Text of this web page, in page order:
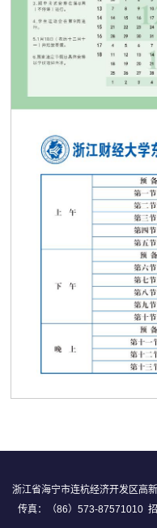
浙江省海宁市连杭经济开发区
传真：（86）573-87571010